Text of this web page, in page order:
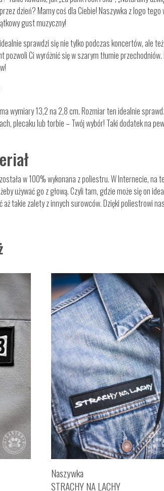
dzień? Mamy coś dla Ciebie! Naszywka z logo
gust muzyczny!
sprawdzi się nie tylko podczas koncertów, ale
Ci wyróżnić się w szarym tłumie
ma wymiary 13,2 na 2,8 cm. Rozmiar ten idealnie
plecaku lub torbie – Twój wybór! Taki dodatek na
została w 100% wykonana z poliestru. W Internecie,
używać go z głową. Czyli tam, gdzie może się on
aż takie zalety z innych surowców. Dzięki poliestrowi
Naszywka
STRACHY NA LACHY